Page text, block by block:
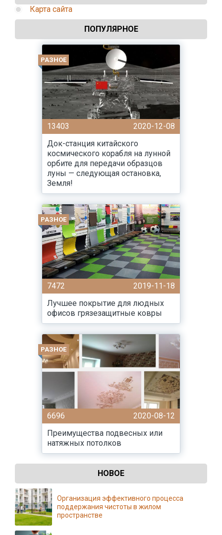
Карта сайта
ПОПУЛЯРНОЕ
РАЗНОЕ
13403
2020-12-08
Док-станция китайского
космического корабля на лунной
орбите для передачи образцов
луны — следующая остановка,
Земля!
РАЗНОЕ
7472
2019-11-18
Лучшее покрытие для людных
офисов грязезащитные ковры
РАЗНОЕ
6696
2020-08-12
Преимущества подвесных или
натяжных потолков
НОВОЕ
Организация эффективного процесса
поддержания чистоты в жилом
пространстве